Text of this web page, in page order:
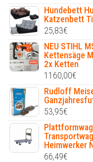
Hundebett
Katzenbett
25,83€
NEU STIHL
Kettensäge
2x Ketten
1160,00€
Rudloff
53,95€
Heimwerker
66,49€